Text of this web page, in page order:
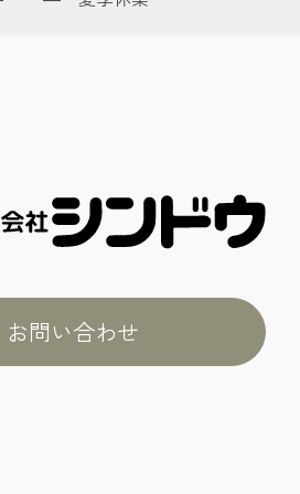
お問い合わせ